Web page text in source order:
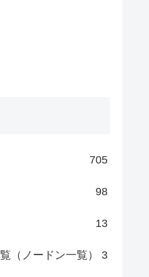
705
98
13
（ノードン一覧） 3